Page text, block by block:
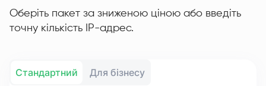
Оберіть пакет за зниженою ціною або введіть
точну кількість IP-адрес.
Стандартний Для бізнесу